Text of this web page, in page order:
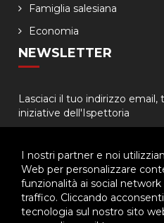
I nostri partner e noi
Web per personalizzare
funzionalità ai social
traffico. Cliccando
tecnologia sul nostro sito
Famiglia salesiana
Economia
NEWSLETTER
Lasciaci il tuo indirizzo
iniziative dell'Ispettoria